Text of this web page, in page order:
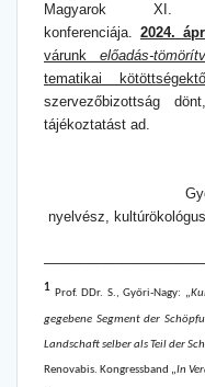
Magyarok XI.
konferenciája. 2024.
várunk előadás-
tematikai
szervezőbizottság
tájékoztatást ad.
nyelvész,
——————————
1 Prof. DDr. S., Győri-Nagy: „
gegebene Segment der
Landschaft selber als Teil der
Renovabis. Kongressband „In